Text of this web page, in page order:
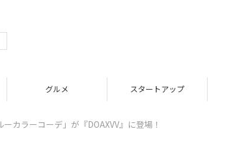
スタートアップ ICT
カラーコーデ」が『DOAXVV』に登場！